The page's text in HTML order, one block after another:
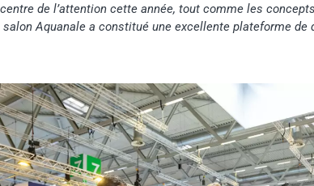
de l’attention cette année, tout comme les
salon Aquanale a constitué une excellente plateforme de